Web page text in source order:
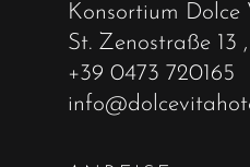
Konsortium Dolce
St. Zenostraße 13
+39 0473 720165